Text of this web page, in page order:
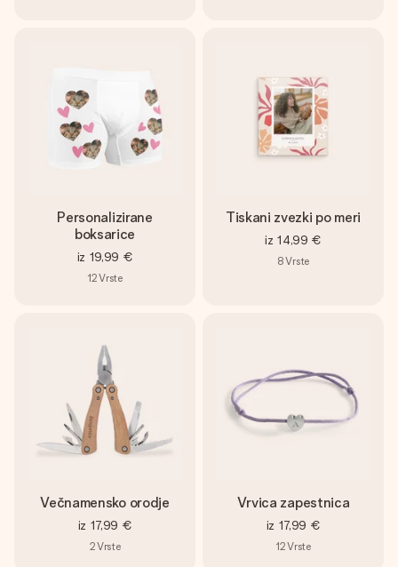
Personalizirane
boksarice
iz 19,99 €
12Vrste
Tiskani zvezki po meri
iz 14,99 €
8Vrste
Večnamensko orodje
iz 17,99 €
2Vrste
Vrvica zapestnica
iz 17,99 €
12Vrste